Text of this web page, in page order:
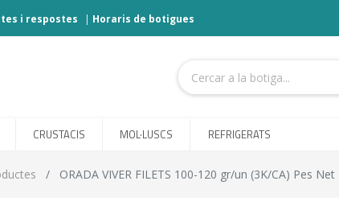
i respostes | Horaris de botigues
CRUSTACIS MOL·LUSCS REFRIGERATS
ORADA VIVER FILETS 100-120 gr/un (3K/CA) Pes Net